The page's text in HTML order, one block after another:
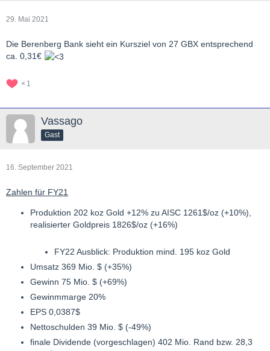
29. Mai 2021
Die Berenberg Bank sieht ein Kursziel von 27 GBX entsprechend
ca. 0,31€
1
Vassago
Gast
16. September 2021
Zahlen für FY21
Produktion 202 koz Gold +12% zu AISC 1261$/oz (+10%),
realisierter Goldpreis 1826$/oz (+16%)
FY22 Ausblick: Produktion mind. 195 koz Gold
Umsatz 369 Mio. $ (+35%)
Gewinn 75 Mio. $ (+69%)
Gewinmmarge 20%
EPS 0,0387$
Nettoschulden 39 Mio. $ (-49%)
finale Dividende (vorgeschlagen) 402 Mio. Rand bzw. 28,3